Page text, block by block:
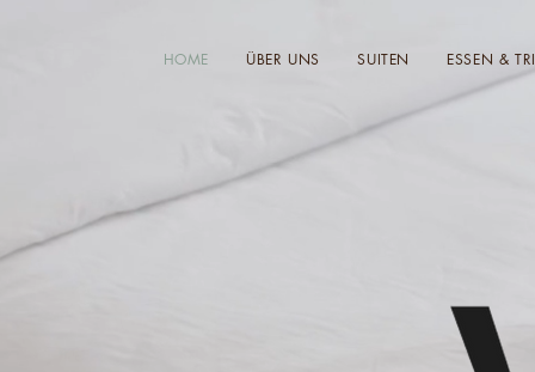
HOME ÜBER UNS SUITEN ESSEN &